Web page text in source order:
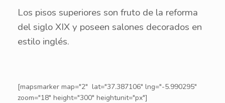
Los pisos superiores son fruto de la reforma
del siglo XIX y poseen salones decorados en
estilo inglés.
[mapsmarker map="2" lat="37.387106" lng="-5.990295"
zoom="18" height="300" heightunit="px"]